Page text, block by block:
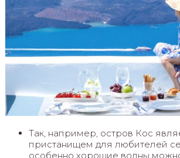
Так, например, остров Кос
пристанищем для любителей
особенно хорошие волны